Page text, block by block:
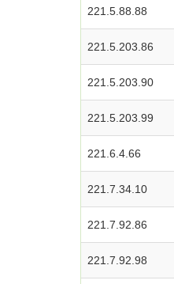
221.5.88.88
221.5.203.86
221.5.203.90
221.5.203.99
221.6.4.66
221.7.34.10
221.7.92.86
221.7.92.98